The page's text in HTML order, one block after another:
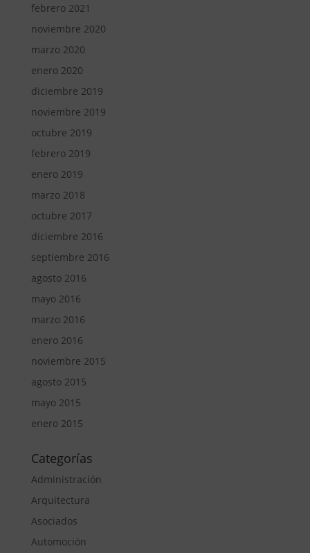
febrero 2021
noviembre 2020
marzo 2020
enero 2020
diciembre 2019
noviembre 2019
octubre 2019
febrero 2019
enero 2019
marzo 2018
octubre 2017
diciembre 2016
septiembre 2016
agosto 2016
mayo 2016
marzo 2016
enero 2016
noviembre 2015
agosto 2015
mayo 2015
enero 2015
Categorías
Administración
Arquitectura
Asociados
Automoción